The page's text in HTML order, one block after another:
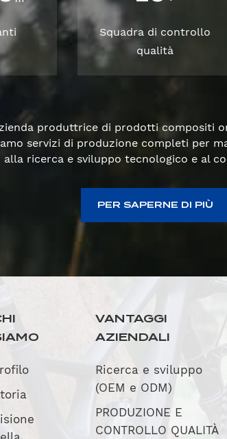
Squadra di controllo
qualità
produttrice di prodotti compositi
servizi di produzione completi per
alla ricerca e sviluppo tecnologico e al
PER SAPERNE DI PIÙ
VANTAGGI
AZIENDALI
Ricerca e sviluppo
(OEM e ODM)
PRODUZIONE E
CONTROLLO QUALITÀ